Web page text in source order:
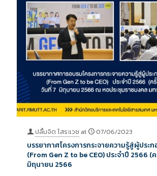
ปลื้มจิต โสระเวช at 07/06/2023
บรรยากาศโครงการกระจายความรู้สู่ผู้ประ
(From Gen Z to be CEO) ประจำปี 2566 (ค
มิถุนายน 2566